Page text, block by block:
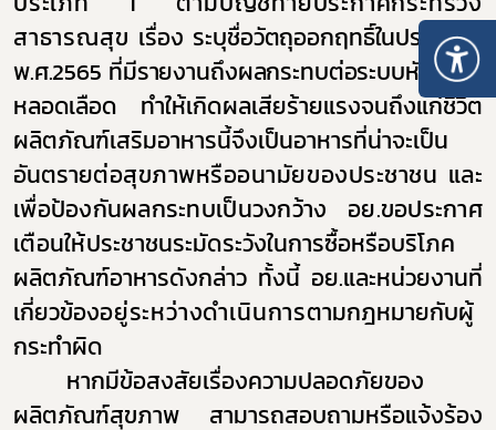
สาธารณสุข เรื่อง ระบุชื่อวัตถุออกฤทธิ์ในประเภท 1
พ.ศ.2565 ที่มีรายงานถึงผลกระทบต่อระบบหัวใจและ
หลอดเลือด
ทำให้เกิดผลเสียร้ายแรงจนถึงแก่ชีวิต
ผลิตภัณฑ์เสริมอาหารนี้จึงเป็นอาหารที่น่าจะเป็น
อันตรายต่อสุขภาพหรืออนามัยของประชาชน และ
เพื่อป้องกันผลกระทบเป็นวงกว้าง อย.ขอประกาศ
เตือนให้ประชาชนระมัดระวังในการซื้อหรือบริโภค
ผลิตภัณฑ์อาหารดังกล่าว ทั้งนี้ อย.และหน่วยงานที่
เกี่ยวข้องอยู่ระหว่างดำเนินการตามกฎหมายกับผู้
กระทำผิด
หากมีข้อสงสัยเรื่องความปลอดภัยของ
ผลิตภัณฑ์สุขภาพ สามารถสอบถามหรือแจ้งร้อง